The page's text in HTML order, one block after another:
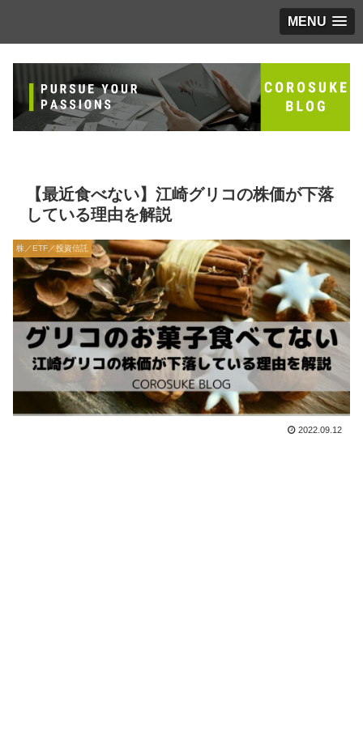
MENU
【最近食べない】江崎グリコの株価が下落
している理由を解説
株／ETF／投資信託
2022.09.12